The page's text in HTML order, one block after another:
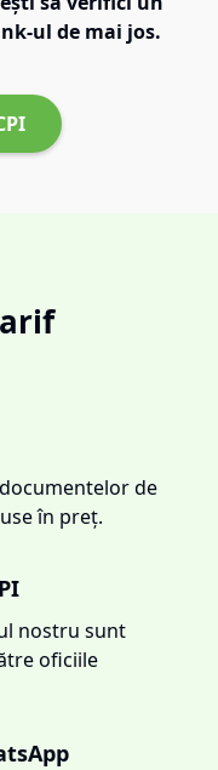
ul de mai jos.
de
în preț.
nostru sunt
oficiile